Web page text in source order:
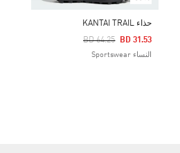
حذاء KANTAI TRAIL
Price Reduced From
BD 64.25
To BD 31.53
النساء Sportswear